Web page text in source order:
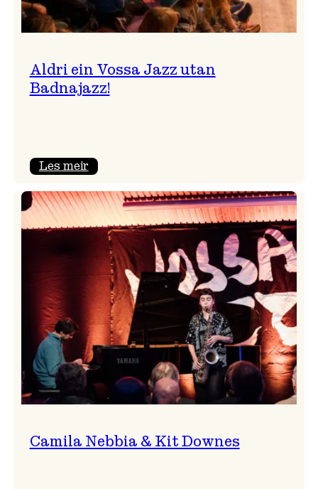
Aldri ein Vossa Jazz utan
Badnajazz!
Les meir:
ein
Vossa
Jazz
utan
Badnajazz!
Camila Nebbia & Kit Downes